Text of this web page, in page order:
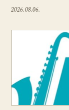
2026.08.06.